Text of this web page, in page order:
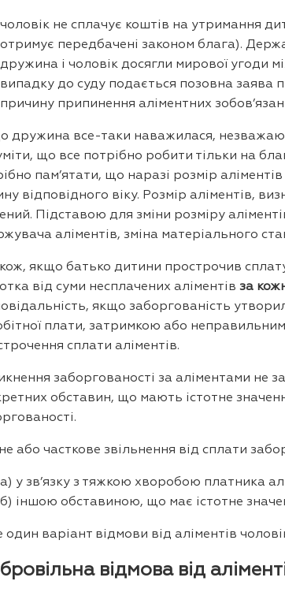
чоловік не сплачує коштів на утримання
отримує передбачені законом блага).
дружина і чоловік досягли мирової угоди
випадку до суду подається позовна заява
причину припинення аліментних
дружина все-таки наважилася,
що все потрібно робити тільки на
пам’ятати, що наразі розмір
відповідного віку. Розмір аліментів,
Підставою для зміни розміру
аліментів, зміна матеріального
якщо батько дитини прострочив
від суми несплачених аліментів за
якщо заборгованість
плати, затримкою або
сплати аліментів.
заборгованості за аліментами не
обставин, що мають істотне
або часткове звільнення від сплати
а) у зв’язку з тяжкою хворобою платника
б) іншою обставиною, що має істотне
варіант відмови від аліментів
відмова від